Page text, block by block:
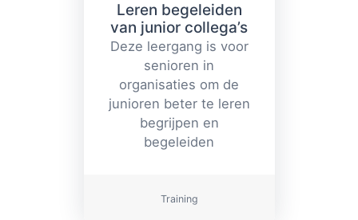
Leren begeleiden
van junior collega’s
Deze leergang is voor
senioren in
organisaties om de
junioren beter te leren
begrijpen en
begeleiden
Training